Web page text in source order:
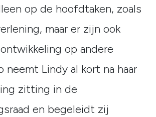
op de hoofdtaken, zoals
maar er zijn ook
op andere
neemt Lindy al kort na haar
zitting in de
en begeleidt zij